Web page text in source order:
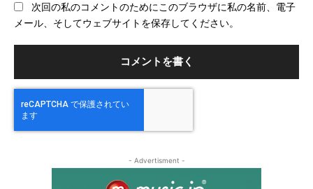
次回の私のコメントのためにこのブラウザに私の名前、電子
メール、そしてウェブサイトを保存してください。
- Advertisment -